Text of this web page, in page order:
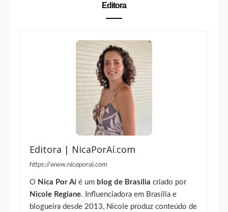
Editora
Editora | NicaPorAí.com
https://www.nicaporai.com
O Nica Por Aíé um blog de Brasília criado por
Nicole Regiane. Influenciadora em Brasília e
blogueira desde 2013, Nicole produz conteúdo de